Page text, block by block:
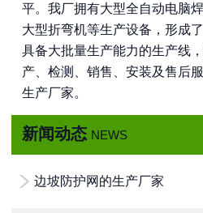
平。我厂拥有大型全自动电脑
大型折弯机等生产设备，形成
具备大批量生产能力的生产线
产、检测、销售、安装及售后
生产厂家。
新闻动态 NEWS
边坡防护网的生产厂家